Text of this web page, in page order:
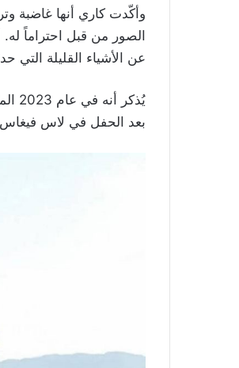
الصور من قبل احتراماً
عن الأشياء القليلة التي
بعد الحفل في لاس